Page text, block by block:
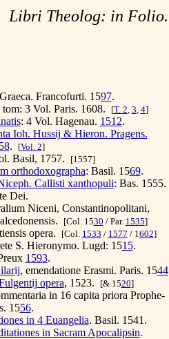
Libri Theolog: in Folio.
Francofurti. 1597.
tom: 3 Vol. Paris. 1608. [T. 2, 3, 4]
: 4 Vol. Hagenau. 1512.
Ioh. Hussij & Hieron. Pragens.
. [Vol. 2]
Basil, 1757. [1557]
orthodoxographa: Basil. 1569.
Callisti xanthopuli: Bas. 1555.
Dei.
Niceni, Constantinopolitani,
[Col. 1530 / Par. 1535]
opera. [Col. 1533 / 1577 / 1602]
S. Hieronymo. Lugd: 1515.
1593.
, emendatione Erasmi. Paris. 1544
opera, 1523. [& 1520]
in 16 capita priora Prophe-
1556.
in 4 Euangelia. Basil. 1541.
in Sacram Apocalipsin.